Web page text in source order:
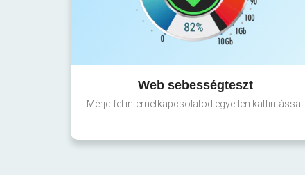
Web sebességteszt
Mérjd fel internetkapcsolatod egyetlen kattintással!